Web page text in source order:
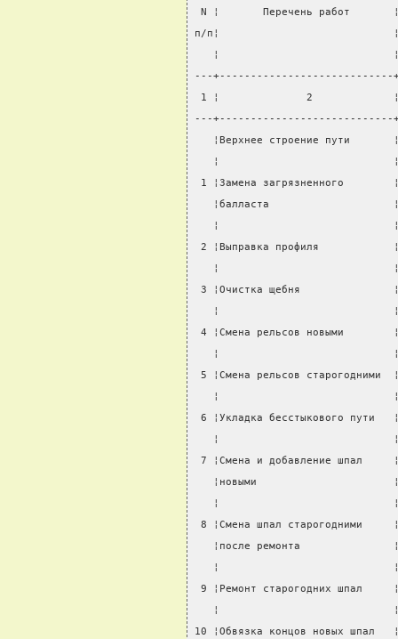
N ¦       Перечень работ
п/п¦                            ¦
¦
---+----------------------------
1 ¦              2
---+----------------------------
¦Верхнее строение пути
¦
1 ¦Замена загрязненного
¦балласта
¦
2 ¦Выправка профиля
¦
3 ¦Очистка щебня
¦
4 ¦Смена рельсов
¦
5 ¦Смена рельсов
¦
6 ¦Укладка бесстыкового
¦
7 ¦Смена и добавление
¦новыми
¦
8 ¦Смена шпал
¦после ремонта
¦
9 ¦Ремонт старогодних
¦
10 ¦Обвязка концов новых